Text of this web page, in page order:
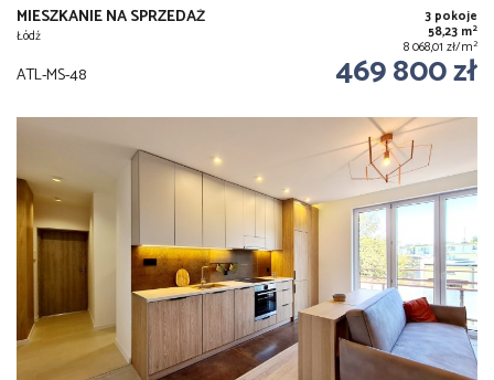
MIESZKANIE NA SPRZEDAŻ
Łódź
3 pokoje
58,23 m2
8 068,01 zł/m2
ATL-MS-48 469 800 zł